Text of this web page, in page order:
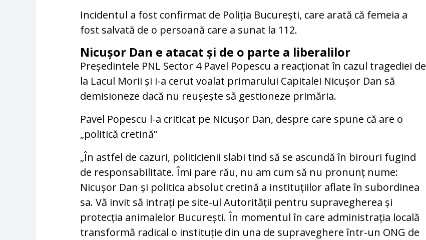
Incidentul a fost confirmat de Poliția București, care arată că femeia a
fost salvată de o persoană care a sunat la 112.
Nicușor Dan e atacat și de o parte a liberalilor
Președintele PNL Sector 4 Pavel Popescu a reacționat în cazul tragediei de
la Lacul Morii și i-a cerut voalat primarului Capitalei Nicușor Dan să
demisioneze dacă nu reușește să gestioneze primăria.
Pavel Popescu l-a criticat pe Nicușor Dan, despre care spune că are o
„politică cretină”
„În astfel de cazuri, politicienii slabi tind să se ascundă în birouri fugind
de responsabilitate. Îmi pare rău, nu am cum să nu pronunț nume:
Nicușor Dan și politica absolut cretină a instituțiilor aflate în subordinea
sa. Vă invit să intrați pe site-ul Autorității pentru supravegherea și
protecția animalelor București. În momentul în care administrația locală
transformă radical o instituție din una de supraveghere într-un ONG de